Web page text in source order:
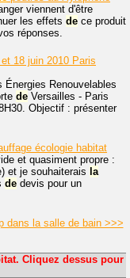
viennent d'être
les effets de ce produit
réponses.
18 juin 2010 Paris
Renouvelables
de Versailles - Paris
Objectif : présenter
écologie habitat
et quasiment propre :
et je souhaiterais la
de devis pour un
dans la salle de bain >>>
Cliquez dessus pour